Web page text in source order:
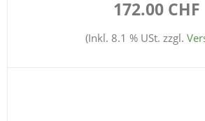
172.00 CHF
(Inkl. 8.1 % USt. zzgl.